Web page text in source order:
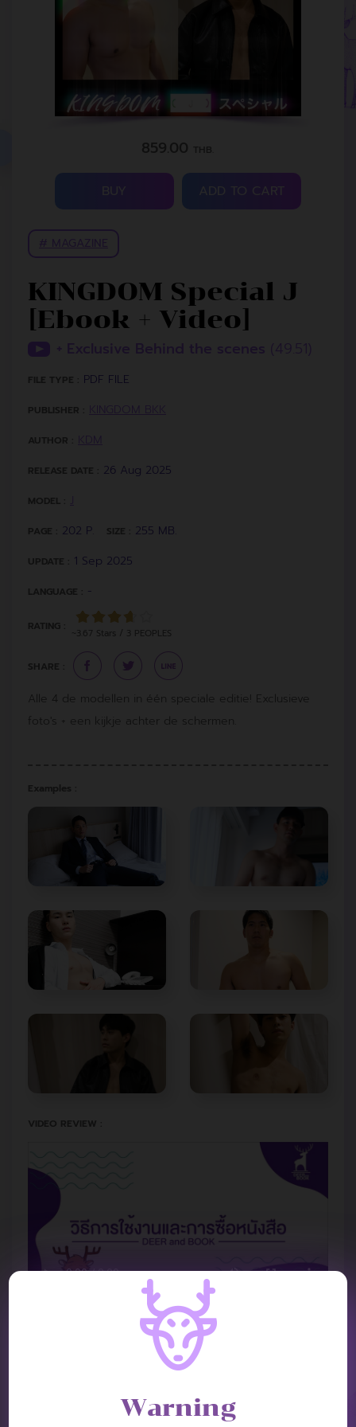
859.00 THB.
ADD TO CART
KINGDOM Special J
[Ebook + Video]
FILE TYPE : PDF FILE
PUBLISHER :
AUTHOR :
RELEASE DATE : 26 Aug 2025
MODEL :
PAGE : 202 P. SIZE : 255 MB.
UPDATE : 1 Sep 2025
LANGUAGE : -
RATING :
~3.67 Stars / 3 PEOPLES
SHARE :
Alle 4 de modellen in één speciale editie! Exclusieve
foto's + een kijkje achter de schermen.
Examples :
VIDEO REVIEW :
Warning